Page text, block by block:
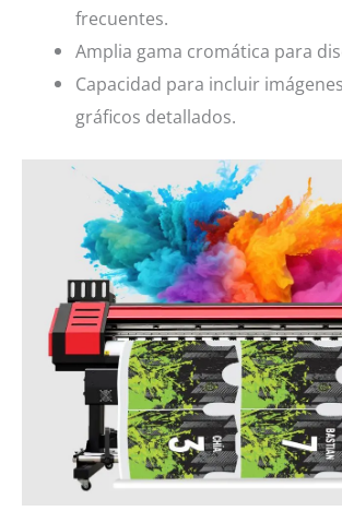
frecuentes.
Amplia gama cromática para
Capacidad para incluir
gráficos detallados.